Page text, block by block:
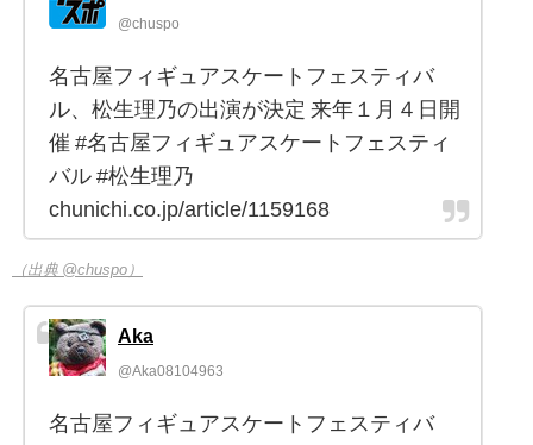
@chuspo
名古屋フィギュアスケートフェスティバ
ル、松生理乃の出演が決定 来年１月４日開
催 #名古屋フィギュアスケートフェスティ
バル #松生理乃
chunichi.co.jp/article/1159168
（出典 @chuspo）
Aka
@Aka08104963
名古屋フィギュアスケートフェスティバ